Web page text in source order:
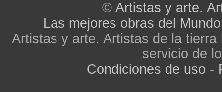
© Artistas y arte.
Las mejores obras del Mundo
Artistas y arte. Artistas de la
servicio de
Condiciones de uso -